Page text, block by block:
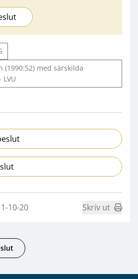
(1990:52) med särskilda
10-20 Skriv ut